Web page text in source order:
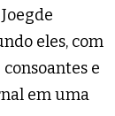
eles, com
e
em uma